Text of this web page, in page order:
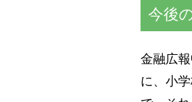
今後
金融広
に、小